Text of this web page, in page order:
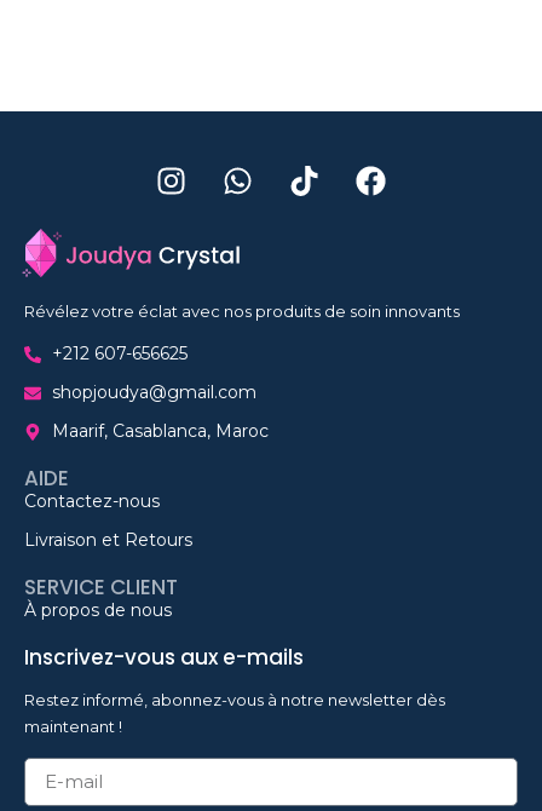
Révélez votre éclat avec nos produits de soin innovants
+212 607-656625
shopjoudya@gmail.com
Maarif, Casablanca, Maroc
AIDE
Contactez-nous
Livraison et Retours
SERVICE CLIENT
À propos de nous
Inscrivez-vous aux e-mails
Restez informé, abonnez-vous à notre newsletter dès
maintenant !